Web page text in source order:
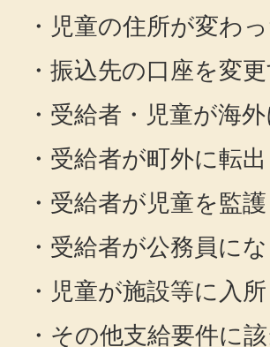
・児童の住所が変わ
・振込先の口座を変
・受給者・児童が海
・受給者が町外に転
・受給者が児童を監
・受給者が公務員に
・児童が施設等に入
・その他支給要件に